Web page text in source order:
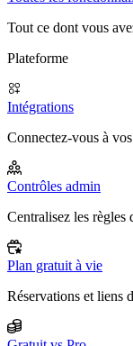
Tout ce dont vous
Plateforme
Intégrations
Connectez-vous à
Contrôles admin
Centralisez les règles
Plan gratuit à vie
Réservations et liens